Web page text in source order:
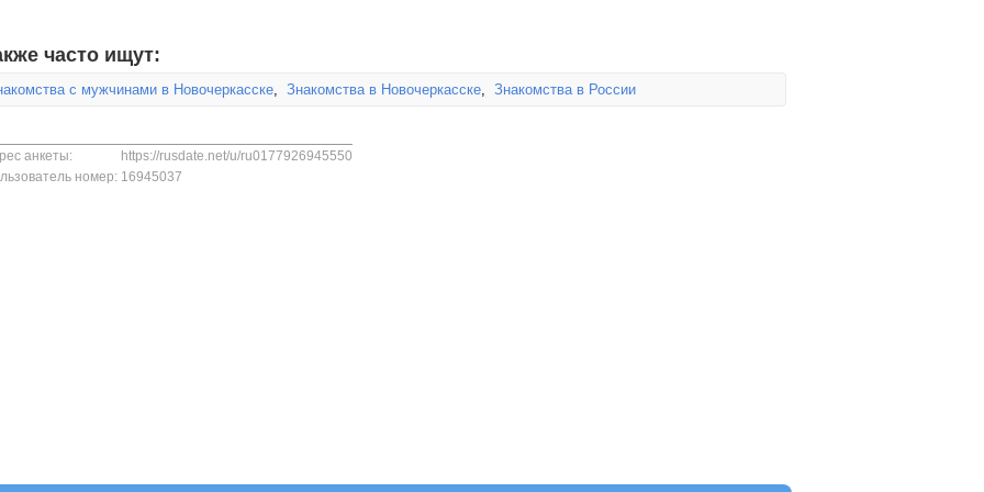
часто ищут:
с мужчинами в Новочеркасске, Знакомства в Новочеркасске, Знакомства в России
анкеты:
https://rusdate.net/u/ru0177926945550
номер: 16945037